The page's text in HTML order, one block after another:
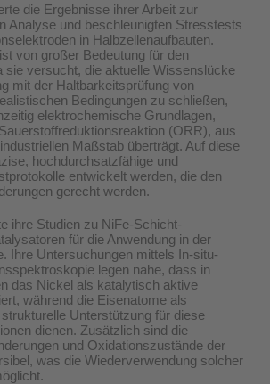
die Ergebnisse ihrer Arbeit zur
Analyse und beschleunigten Stresstests
in Halbzellenaufbauten.
von großer Bedeutung für den
sie versucht, die aktuelle Wissenslücke
mit der Haltbarkeitsprüfung von
Bedingungen zu schließen,
elektrochemische Grundlagen,
(ORR), aus
Maßstab überträgt. Auf diese
hochdurchsatzfähige und
entwickelt werden, die den
gerecht werden.
ihre Studien zu NiFe-Schicht-
für die Anwendung in der
Ihre Untersuchungen mittels In-situ-
legen nahe, dass in
das Nickel als katalytisch aktive
während die Eisenatome als
Unterstützung für diese
dienen. Zusätzlich sind die
und Oxidationszustände der
was die Wiederverwendung solcher